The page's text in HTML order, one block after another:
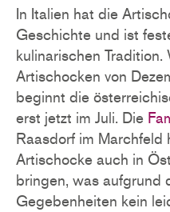
In Italien hat die
Geschichte und ist
kulinarischen
Artischocken von
beginnt die
erst jetzt im Juli. Die
Raasdorf im
Artischocke auch in
bringen, was aufgrund
Gegebenheiten kein